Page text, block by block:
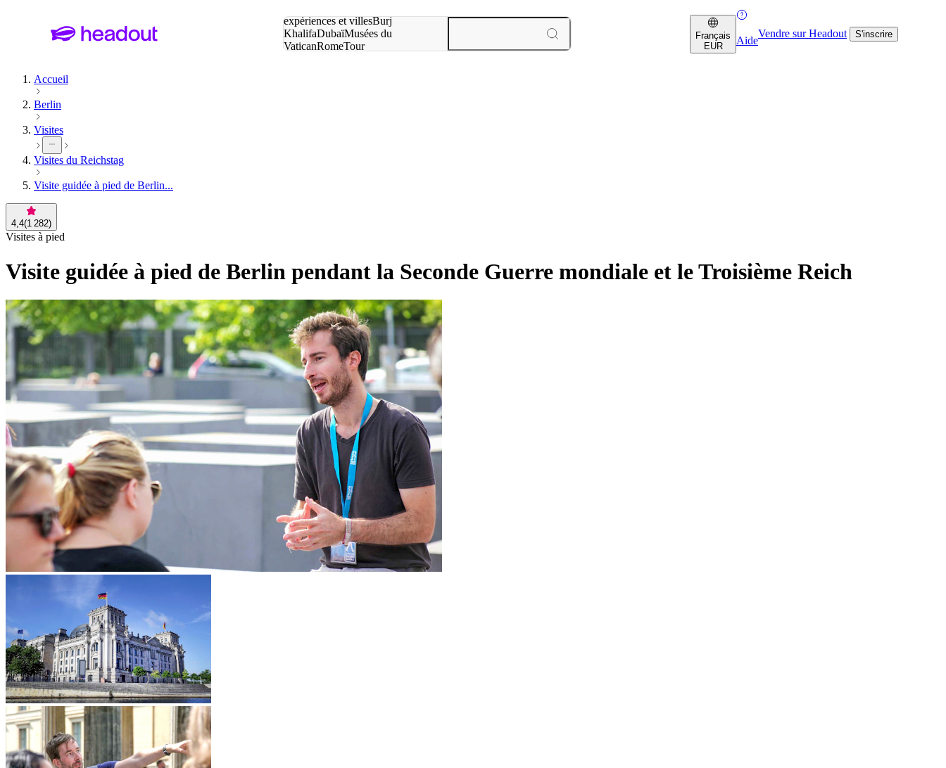
expériences et villesBurj
KhalifaDubaïMusées du
VaticanRomeTour
Français
EUR
Aide
Vendre sur Headout S'inscrire
Accueil
Berlin
Visites
Visites du Reichstag
Visite guidée à pied de Berlin...
4,4(1 282)
Visites à pied
Visite guidée à pied de Berlin pendant la Seconde Guerre mondiale et le Troisième Reich